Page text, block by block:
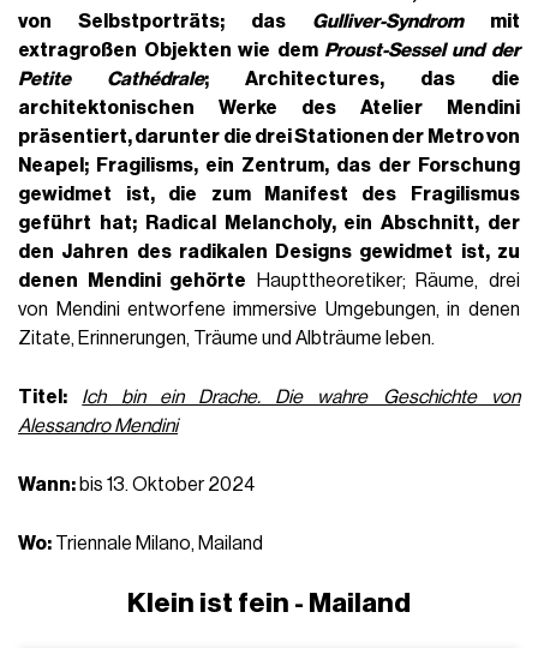
von Selbstporträts; das Gulliver-Syndrommit
extragroßen Objekten wie dem Proust-Sessel und der
Petite Cathédrale; Architectures, das die
architektonischen Werke des Atelier Mendini
präsentiert, darunter die drei Stationen der Metro von
Neapel; Fragilisms, ein Zentrum, das der Forschung
gewidmet ist, die zum Manifest des Fragilismus
geführt hat; Radical Melancholy, ein Abschnitt, der
den Jahren des radikalen Designs gewidmet ist, zu
denen Mendini gehörte Haupttheoretiker; Räume, drei
von Mendini entworfene immersive Umgebungen, in denen
Zitate, Erinnerungen, Träume und Albträume leben.
Titel:
Ich bin ein Drache. Die wahre Geschichte von
Alessandro Mendini
Wann: bis 13. Oktober 2024
Wo: Triennale Milano, Mailand
Klein ist fein - Mailand